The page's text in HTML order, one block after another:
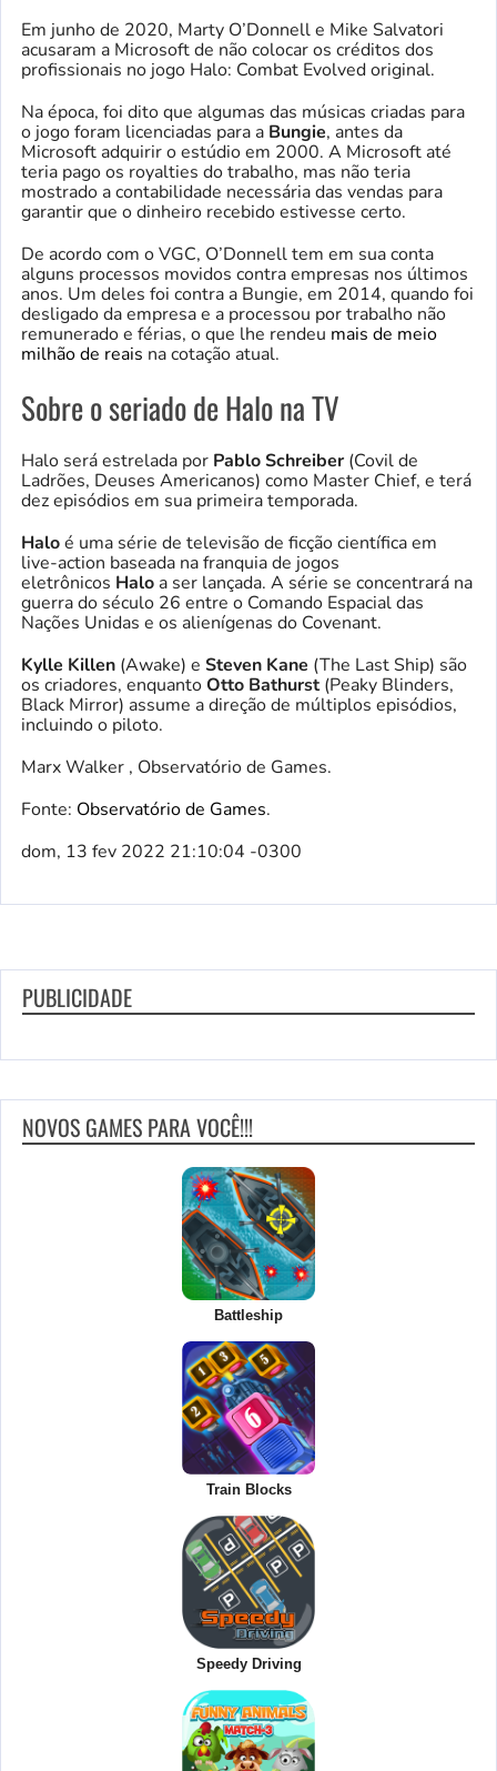
Em junho de 2020, Marty O’Donnell e Mike Salvatori
acusaram a Microsoft de não colocar os créditos dos
profissionais no jogo Halo: Combat Evolved original.
Na época, foi dito que algumas das músicas criadas para
o jogo foram licenciadas para a Bungie, antes da
Microsoft adquirir o estúdio em 2000. A Microsoft até
teria pago os royalties do trabalho, mas não teria
mostrado a contabilidade necessária das vendas para
garantir que o dinheiro recebido estivesse certo.
De acordo com o VGC, O’Donnell tem em sua conta
alguns processos movidos contra empresas nos últimos
anos. Um deles foi contra a Bungie, em 2014, quando foi
desligado da empresa e a processou por trabalho não
remunerado e férias, o que lhe rendeu mais de meio
milhão de reais na cotação atual.
Sobre o seriado de Halo na TV
Halo será estrelada por Pablo Schreiber (Covil de
Ladrões, Deuses Americanos) como Master Chief, e terá
dez episódios em sua primeira temporada.
Haloé uma série de televisão de ficção científica em
live-action baseada na franquia de jogos
eletrônicos Halo a ser lançada. A série se concentrará na
guerra do século 26 entre o Comando Espacial das
Nações Unidas e os alienígenas do Covenant.
Kylle Killen (Awake) e Steven Kane (The Last Ship) são
os criadores, enquantoOtto Bathurst(Peaky Blinders,
Black Mirror) assume a direção de múltiplos episódios,
incluindo o piloto.
Marx Walker , Observatório de Games.
Fonte: Observatório de Games.
dom, 13 fev 2022 21:10:04 -0300
PUBLICIDADE
NOVOS GAMES PARA VOCÊ!!!
Battleship
Train Blocks
Speedy Driving